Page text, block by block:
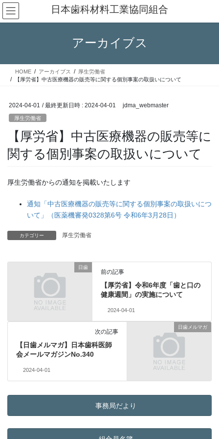
コ
ン
テ
ス
ナ
ビ
ゲ
ン
日本歯科材料工業協同組合
アーカイブス
HOME アーカイブス
厚生労働省
【厚労省】中古医療機器の販売等に関する個別事案の取扱いについて
2024-04-01 / 最終更新日時 : 2024-04-01 jdma_webmaster
厚生労働省
【厚労省】中古医療機器の販売等に
関する個別事案の取扱いについて
厚生労働省からの通知を掲載いたします
通知「中古医療機器の販売等に関する個別事案の取扱いにつ
いて」（医薬機審発0328第6号 令和6年3月28日）
カテゴリー 厚生労働省
日歯
前の記事
【厚労省】令和6年度「歯と口の
健康週間」の実施について
2024-04-01
日歯メルマガ
次の記事
【日歯メルマガ】日本歯科医師
会メールマガジンNo.340
2024-04-01
事務局だより